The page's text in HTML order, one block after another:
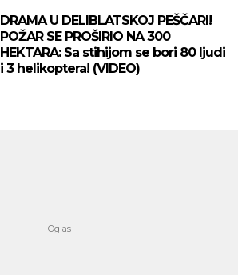
DRAMA U DELIBLATSKOJ PEŠČARI!
POŽAR SE PROŠIRIO NA 300
HEKTARA: Sa stihijom se bori 80 ljudi
i 3 helikoptera! (VIDEO)